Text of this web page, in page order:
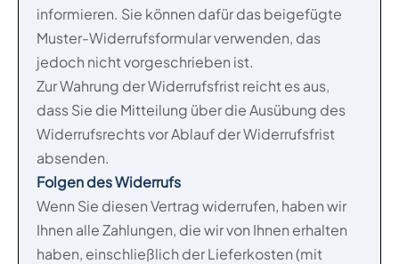
informieren. Sie können dafür das beigefügte
Muster-Widerrufsformular verwenden, das
jedoch nicht vorgeschrieben ist.
Zur Wahrung der Widerrufsfrist reicht es aus,
dass Sie die Mitteilung über die Ausübung des
Widerrufsrechts vor Ablauf der Widerrufsfrist
absenden.
Folgen des Widerrufs
Wenn Sie diesen Vertrag widerrufen, haben wir
Ihnen alle Zahlungen, die wir von Ihnen erhalten
haben, einschließlich der Lieferkosten (mit